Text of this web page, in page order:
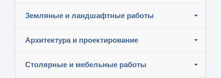
Земляные и ландшафтные работы
Архитектура и проектирование
Столярные и мебельные работы